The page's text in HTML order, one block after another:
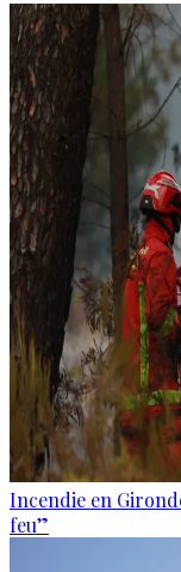
Incendie en
feu”